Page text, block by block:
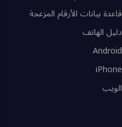
قاعدة بيانات الأرقام المزعجة
دليل الهاتف
Android
iPhone
الويب